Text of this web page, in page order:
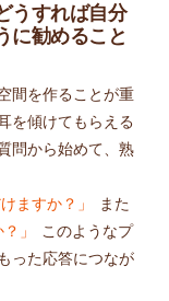
うすれば自分
に勧めること
間を作ることが重
を傾けてもらえる
問から始めて、熟
ますか？」
また
」
このようなプ
った応答につなが